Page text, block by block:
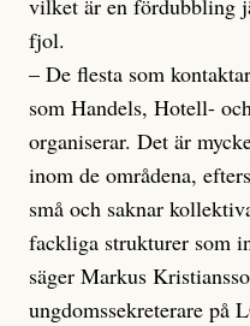
vilket är en fördubbling
fjol.
– De flesta som
som Handels, Hotell-
organiserar. Det är
inom de områdena,
små och saknar
fackliga strukturer som
säger Markus
ungdomssekreterare på